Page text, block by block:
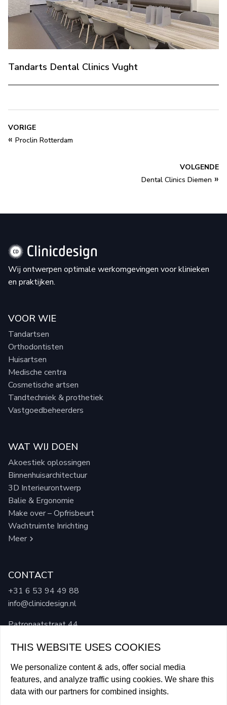
Tandarts Dental Clinics Vught
VORIGE
« Proclin Rotterdam
VOLGENDE
Dental Clinics Diemen »
Wij ontwerpen optimale werkomgevingen voor klinieken
en praktijken.
VOOR WIE
Tandartsen
Orthodontisten
Huisartsen
Medische centra
Cosmetische artsen
Tandtechniek & prothetiek
Vastgoedbeheerders
WAT WIJ DOEN
Akoestiek oplossingen
Binnenhuisarchitectuur
3D Interieurontwerp
Balie & Ergonomie
Make over – Opfrisbeurt
Wachtruimte Inrichting
Meer
CONTACT
+31 6 53 94 49 88
info@clinicdesign.nl
Patronaatstraat 44
Neem contact op
THIS WEBSITE USES COOKIES
We personalize content & ads, offer social media
features, and analyze traffic using cookies. We share this
data with our partners for combined insights.